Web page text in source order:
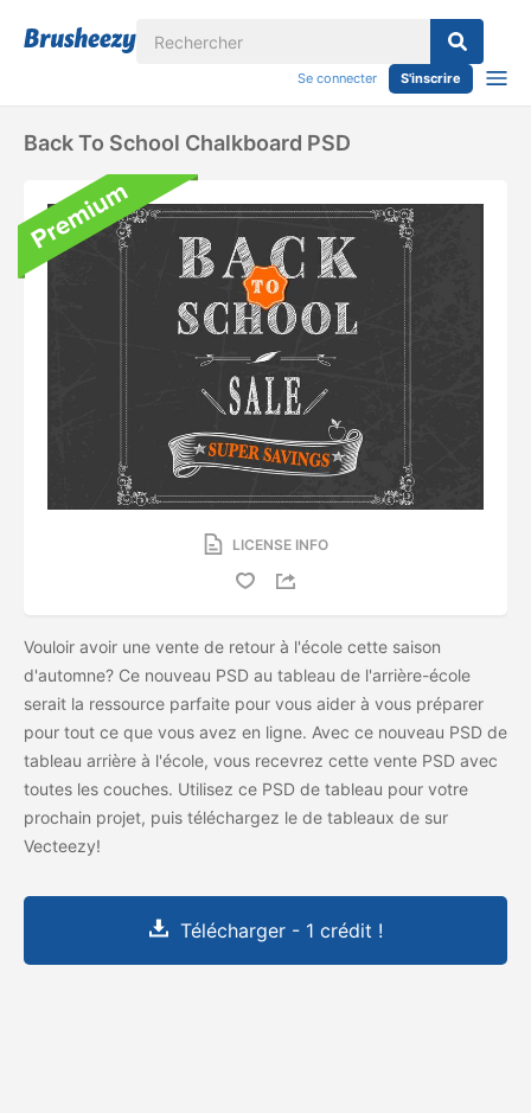
Se connecter S'inscrire
Back To School Chalkboard PSD
LICENSE INFO
Vouloir avoir une vente de retour à l'école cette saison
d'automne? Ce nouveau PSD au tableau de l'arrière-école
serait la ressource parfaite pour vous aider à vous préparer
pour tout ce que vous avez en ligne. Avec ce nouveau PSD de
tableau arrière à l'école, vous recevrez cette vente PSD avec
toutes les couches. Utilisez ce PSD de tableau pour votre
prochain projet, puis téléchargez le de tableaux de sur
Vecteezy!
Télécharger - 1 crédit !